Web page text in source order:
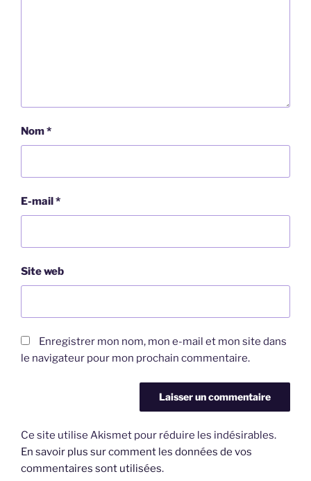
Nom*
E-mail *
Site web
Enregistrer mon nom, mon e-mail et mon site dans
le navigateur pour mon prochain commentaire.
Ce site utilise Akismet pour réduire les indésirables.
En savoir plus sur comment les données de vos
commentaires sont utilisées.